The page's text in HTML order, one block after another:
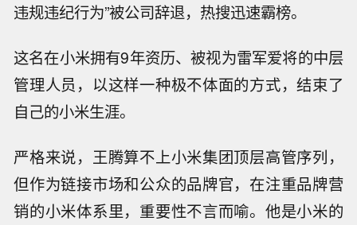
违规违纪行为”被公司辞退，热搜迅速霸榜。
这名在小米拥有9年资历、被视为雷军爱将的中层
管理人员，以这样一种极不体面的方式，结束了
自己的小米生涯。
严格来说，王腾算不上小米集团顶层高管序列，
但作为链接市场和公众的品牌官，在注重品牌营
销的小米体系里，重要性不言而喻。他是小米的